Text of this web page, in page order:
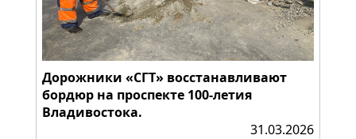
Дорожники «СГТ» восстанавливают
бордюр на проспекте 100-летия
Владивостока.
31.03.2026